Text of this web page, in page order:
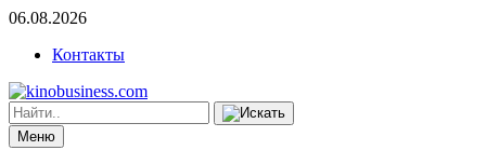
06.08.2026
Контакты
Меню